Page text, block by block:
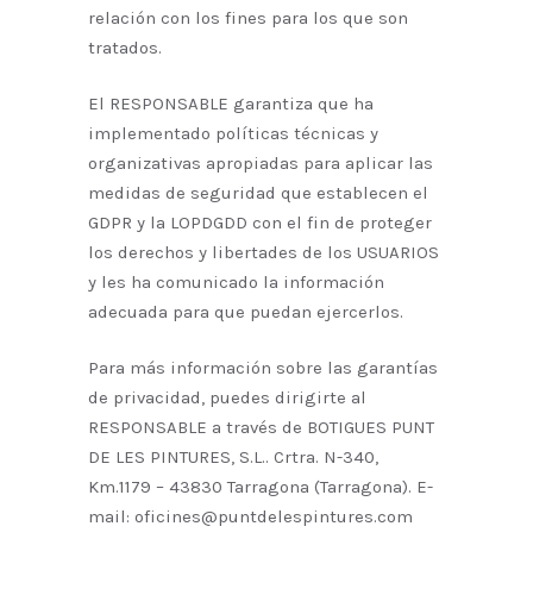
relación con los fines para los que son
tratados.
El RESPONSABLE garantiza que ha
implementado políticas técnicas y
organizativas apropiadas para aplicar las
medidas de seguridad que establecen el
GDPR y la LOPDGDD con el fin de proteger
los derechos y libertades de los USUARIOS
y les ha comunicado la información
adecuada para que puedan ejercerlos.
Para más información sobre las garantías
de privacidad, puedes dirigirte al
RESPONSABLE a través de BOTIGUES PUNT
DE LES PINTURES, S.L.. Crtra. N-340,
Km.1179 – 43830 Tarragona (Tarragona). E-
mail: oficines@puntdelespintures.com